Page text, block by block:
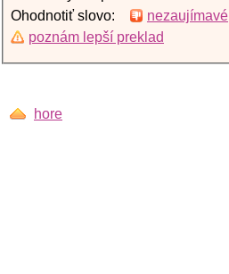
Ohodnotiť slovo:
nezaujímavé
poznám lepší preklad
hore